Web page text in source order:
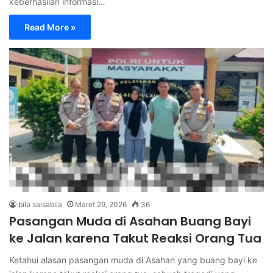
Read More »
bila salsabila Maret 29, 2026 36
Pasangan Muda di Asahan Buang Bayi
ke Jalan karena Takut Reaksi Orang Tua
Ketahui alasan pasangan muda di Asahan yang buang bayi ke